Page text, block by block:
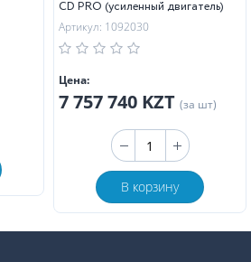
CD PRO (усиленный двигатель)
Артикул: 1092030
Цена:
7 757 740 KZT (за шт)
В корзину